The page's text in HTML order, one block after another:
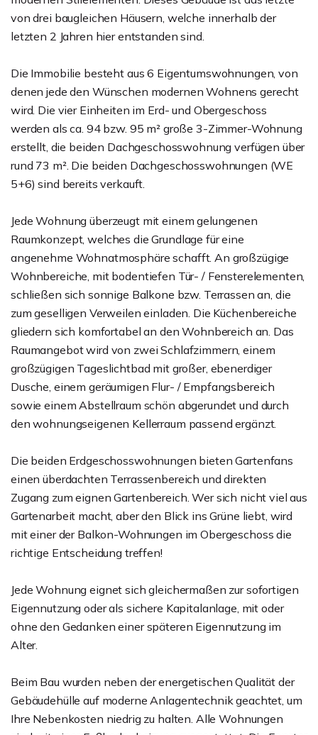
von drei baugleichen Häusern, welche innerhalb der
letzten 2 Jahren hier entstanden sind.
Die Immobilie besteht aus 6 Eigentumswohnungen, von
denen jede den Wünschen modernen Wohnens gerecht
wird. Die vier Einheiten im Erd- und Obergeschoss
werden als ca. 94 bzw. 95 m² große 3-Zimmer-Wohnung
erstellt, die beiden Dachgeschosswohnung verfügen über
rund 73 m². Die beiden Dachgeschosswohnungen (WE
5+6) sind bereits verkauft.
Jede Wohnung überzeugt mit einem gelungenen
Raumkonzept, welches die Grundlage für eine
angenehme Wohnatmosphäre schafft. An großzügige
Wohnbereiche, mit bodentiefen Tür- / Fensterelementen,
schließen sich sonnige Balkone bzw. Terrassen an, die
zum geselligen Verweilen einladen. Die Küchenbereiche
gliedern sich komfortabel an den Wohnbereich an. Das
Raumangebot wird von zwei Schlafzimmern, einem
großzügigen Tageslichtbad mit großer, ebenerdiger
Dusche, einem geräumigen Flur- / Empfangsbereich
sowie einem Abstellraum schön abgerundet und durch
den wohnungseigenen Kellerraum passend ergänzt.
Die beiden Erdgeschosswohnungen bieten Gartenfans
einen überdachten Terrassenbereich und direkten
Zugang zum eignen Gartenbereich. Wer sich nicht viel aus
Gartenarbeit macht, aber den Blick ins Grüne liebt, wird
mit einer der Balkon-Wohnungen im Obergeschoss die
richtige Entscheidung treffen!
Jede Wohnung eignet sich gleichermaßen zur sofortigen
Eigennutzung oder als sichere Kapitalanlage, mit oder
ohne den Gedanken einer späteren Eigennutzung im
Alter.
Beim Bau wurden neben der energetischen Qualität der
Gebäudehülle auf moderne Anlagentechnik geachtet, um
Ihre Nebenkosten niedrig zu halten. Alle Wohnungen